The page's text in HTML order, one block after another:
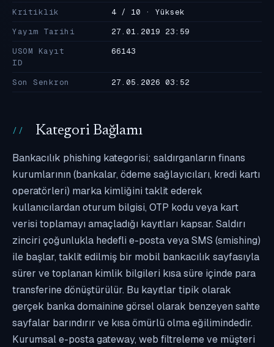
Kritiklik
4 / 10 · Yüksek
Yayım Tarihi
27.01.2019 23:59
USOM Kayıt
ID
66143
Son Senkron 27.05.2026 03:52
Kategori Bağlamı
Bankacılık phishing kategorisi; saldırganların finans
kurumlarının (bankalar, ödeme sağlayıcıları, kredi kartı
operatörleri) marka kimliğini taklit ederek
kullanıcılardan oturum bilgisi, OTP kodu veya kart
verisi toplamayı amaçladığı kayıtları kapsar. Saldırı
zinciri çoğunlukla hedefli e-posta veya SMS (smishing)
ile başlar, taklit edilmiş bir mobil bankacılık sayfasıyla
sürer ve toplanan kimlik bilgileri kısa süre içinde para
transferine dönüştürülür. Bu kayıtlar tipik olarak
gerçek banka domainine görsel olarak benzeyen sahte
sayfalar barındırır ve kısa ömürlü olma eğilimindedir.
Kurumsal e-posta gateway, web filtreleme ve müşteri